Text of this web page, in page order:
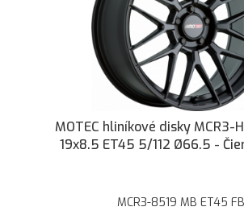
MOTEC hliníkové disky MCR3-
19x8.5 ET45 5/112 Ø66.5 -
MCR3-8519 MB ET45 FB